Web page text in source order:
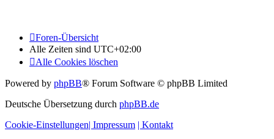
Foren-Übersicht
Alle Zeiten sind UTC+02:00
Alle Cookies löschen
Powered by phpBB® Forum Software © phpBB Limited
Deutsche Übersetzung durch phpBB.de
Cookie-Einstellungen| Impressum | Kontakt